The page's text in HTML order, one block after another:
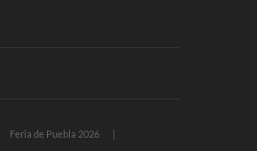
Feria de Puebla 2026